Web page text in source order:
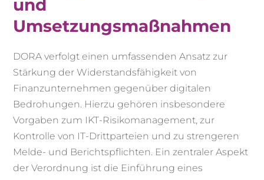
und
Umsetzungsmaßnahmen
DORA verfolgt einen umfassenden Ansatz zur
Stärkung der Widerstandsfähigkeit von
Finanzunternehmen gegenüber digitalen
Bedrohungen. Hierzu gehören insbesondere
Vorgaben zum IKT-Risikomanagement, zur
Kontrolle von IT-Drittparteien und zu strengeren
Melde- und Berichtspflichten. Ein zentraler Aspekt
der Verordnung ist die Einführung eines